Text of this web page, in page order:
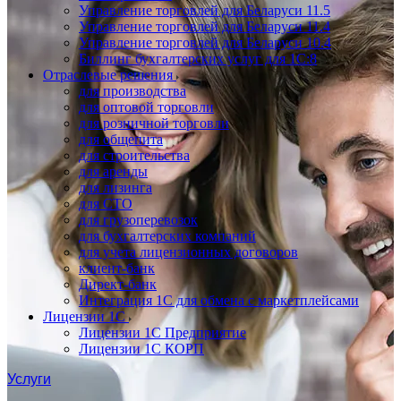
Управление торговлей для Беларуси 11.5
Управление торговлей для Беларуси 11.4
Управление торговлей для Беларуси 10.4
Биллинг бухгалтерских услуг для 1С:8
Отраслевые решения
для производства
для оптовой торговли
для розничной торговли
для общепита
для строительства
для аренды
для лизинга
для СТО
для грузоперевозок
для бухгалтерских компаний
для учета лицензионных договоров
клиент-банк
Директ-банк
Интеграция 1C для обмена с маркетплейсами
Лицензии 1С
Лицензии 1С Предприятие
Лицензии 1С КОРП
Услуги